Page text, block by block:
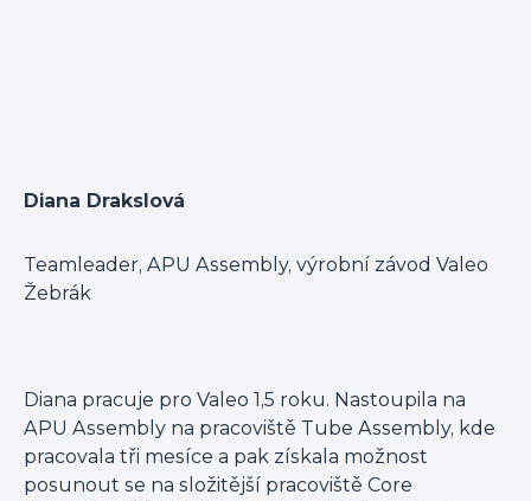
Diana Drakslová
Teamleader, APU Assembly, výrobní závod Valeo
Žebrák
Diana pracuje pro Valeo 1,5 roku. Nastoupila na
APU Assembly na pracoviště Tube Assembly, kde
pracovala tři mesíce a pak získala možnost
posunout se na složitější pracoviště Core